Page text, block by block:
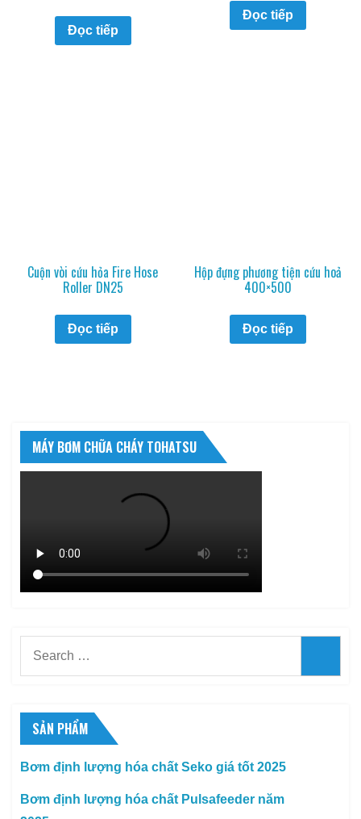
Đọc tiếp
Đọc tiếp
Cuộn vòi cứu hỏa Fire Hose
Roller DN25
Đọc tiếp
Hộp đựng phương tiện cứu hoả
400×500
Đọc tiếp
MÁY BƠM CHỮA CHÁY TOHATSU
SẢN PHẨM
Bơm định lượng hóa chất Seko giá tốt 2025
Bơm định lượng hóa chất Pulsafeeder năm